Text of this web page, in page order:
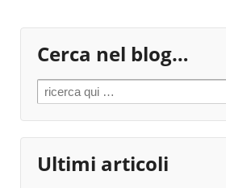
Cerca nel blog…
Search for:
Ultimi articoli